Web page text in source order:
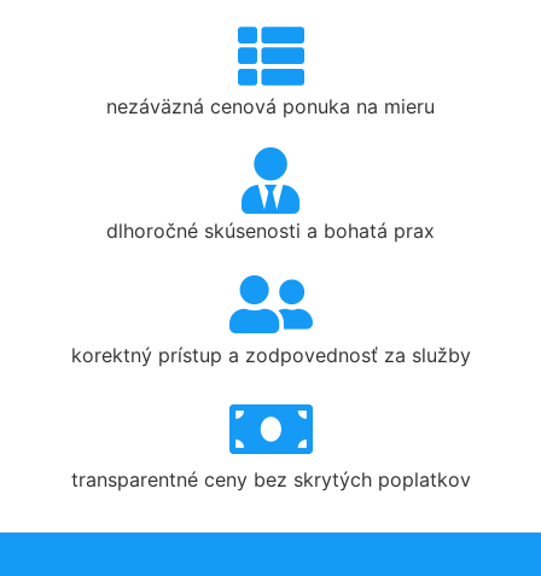
nezáväzná cenová ponuka na mieru
dlhoročné skúsenosti a bohatá prax
korektný prístup a zodpovednosť za služby
transparentné ceny bez skrytých poplatkov